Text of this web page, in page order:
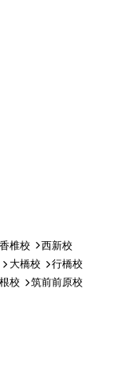
香椎校
西新校
大橋校
行橋校
校
筑前前原校